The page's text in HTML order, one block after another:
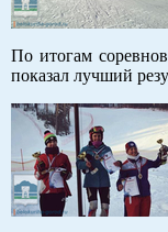
По итогам
показал лучший